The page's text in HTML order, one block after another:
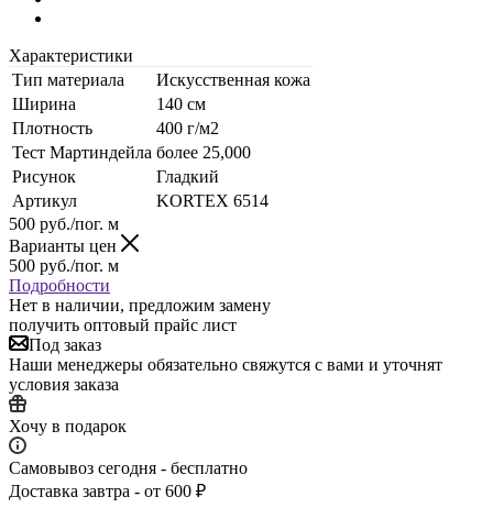
Характеристики
Тип материала
Искусственная кожа
Ширина
140 см
Плотность
400 г/м2
Тест Мартиндейла более 25,000
Рисунок
Гладкий
Артикул
KORTEX 6514
500 руб./пог. м
Варианты цен
500 руб./пог. м
Подробности
Нет в наличии, предложим замену
получить оптовый прайс лист
Под заказ
Наши менеджеры обязательно свяжутся с вами и уточнят
условия заказа
Хочу в подарок
Самовывоз сегодня - бесплатно
Доставка завтра - от 600 ₽